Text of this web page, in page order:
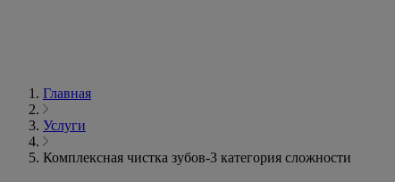
Главная
Услуги
Комплексная чистка зубов-3 категория сложности